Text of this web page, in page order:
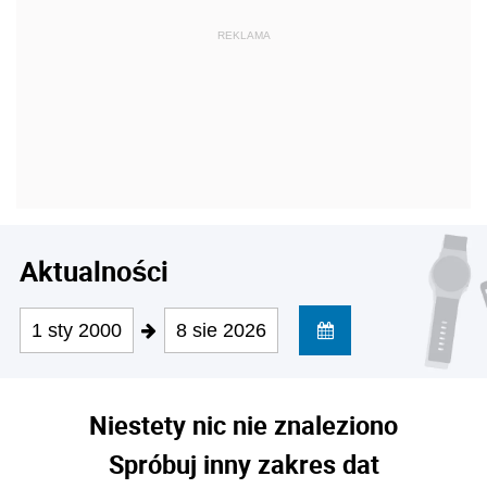
Aktualności
1 sty 2000 8 sie 2026
Niestety nic nie znaleziono
Spróbuj inny zakres dat